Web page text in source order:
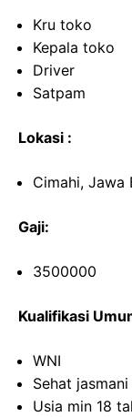
Kru toko
Kepala toko
Driver
Satpam
Lokasi :
Cimahi, Jawa
Gaji:
3500000
Kualifikasi
WNI
Sehat
Usia min 18